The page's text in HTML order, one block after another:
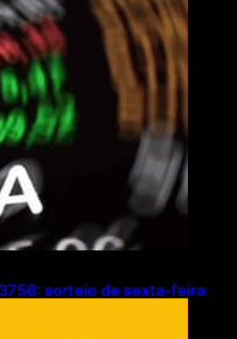
sorteio de sexta-feira